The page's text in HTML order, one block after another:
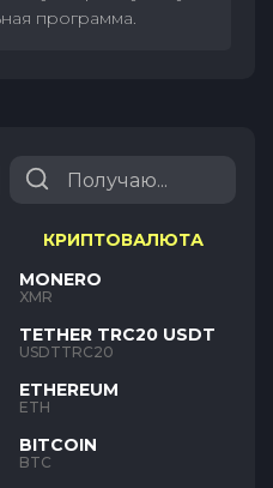
программа.
КРИПТОВАЛЮТА
MONERO
XMR
TETHER TRC20 USDT
USDTTRC20
ETHEREUM
ETH
BITCOIN
BTC